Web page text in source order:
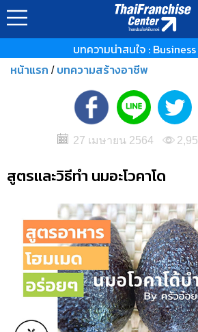
บทความน่าสนใจ :
หน้าแรก / บทความสร้างอาชีพ
27 เมษายน 2564
สูตรและวิธีทำ นมอะโวคาโด